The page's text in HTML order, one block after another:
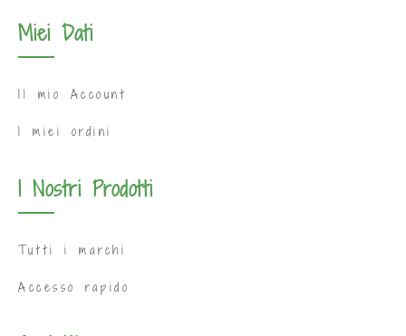
Miei Dati
Il mio Account
I miei ordini
I Nostri Prodotti
Tutti i marchi
Accesso rapido